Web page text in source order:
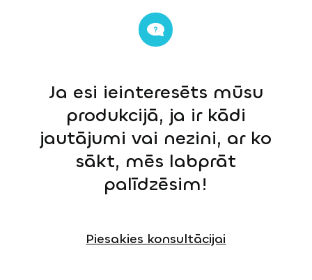
Ja esi ieinteresēts mūsu
produkcijā, ja ir kādi
jautājumi vai nezini, ar ko
sākt, mēs labprāt
palīdzēsim!
Piesakies konsultācijai